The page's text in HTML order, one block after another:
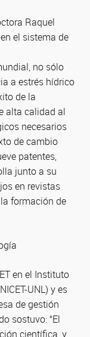
Raquel
el sistema de
no sólo
a estrés hídrico
de la
alta calidad al
necesarios
de cambio
patentes,
junto a su
en revistas
formación de
en el Instituto
UNL) y es
de gestión
sostuvo: “El
científica, y